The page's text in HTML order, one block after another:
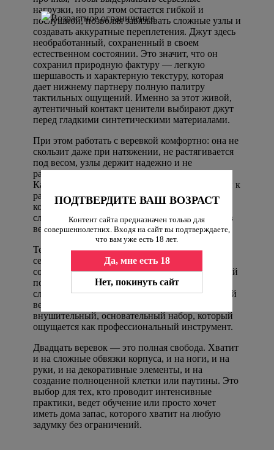
ПОДТВЕРДИТЕ ВАШ ВОЗРАСТ
Контент сайта предназначен только для
совершеннолетних. Входя на сайт вы подтверждаете,
что вам уже есть 18 лет.
Да, мне есть 18
Нет, покинуть сайт
нагрузки, но при этом остается гибкой и
послушной, позволяя завязывать сложные узлы и
создавать аккуратные переплетения. Джут здесь
необработанный, сохраненный в своем
естественном состоянии. Это значит, что он
сохранил природную фактуру — легкую
шершавость и характерную текстуру, которая
дает нижнему партнеру полную палитру
тактильных ощущений. Именно за этот живой,
аутентичный контакт ценители выбирают джут
перед гладкими синтетическими материалами.
При этом работать с веревкой комфортно: она не
скользит даже при натяжении, не растягивается
под весом, узлы держит надежно и не
распускаются в самый неподходящий момент.
Каждый из двадцати отрезков уже подготовлен к
работе — на концах завязаны аккуратные узлы,
которые предотвращают распускание прядей и
служат удобными маркерами при ориентации в
веревках.
Технические характеристики говорят сами за
себя: разрывная нагрузка каждой веревки
составляет 220 кг. Это запас прочности, который
позволяет работать с подвесами любой
сложности, не беспокоясь о надежности. Общий
вес комплекта — 3240 граммов. Это
внушительный, основательный набор, который
ощущается как профессиональный инструмент.
Двадцать веревок — это полная свобода. Хватит
и на сложные обвязки корпуса, и на ноги, и на
руки, и на декоративные элементы, и на
создание полноценной клетки или паутины. Это
выбор для тех, кто проводит интенсивные
практики, ведет обучение или просто хочет
иметь дома запас, которого хватит на любую
задумку без ограничений.